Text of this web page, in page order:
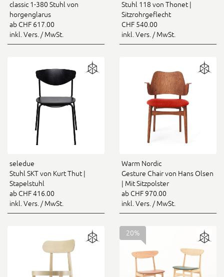
classic 1-380 Stuhl von
horgenglarus
ab CHF 617.00
inkl. Vers. / MwSt.
Stuhl 118 von Thonet |
Sitzrohrgeflecht
CHF 540.00
inkl. Vers. / MwSt.
seledue
Stuhl SKT von Kurt Thut |
Stapelstuhl
ab CHF 416.00
inkl. Vers. / MwSt.
Warm Nordic
Gesture Chair von Hans Olsen
| Mit Sitzpolster
ab CHF 970.00
inkl. Vers. / MwSt.
20%